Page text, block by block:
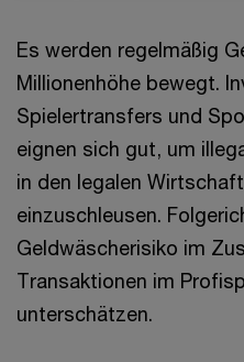
Es werden regelmäßig
Millionenhöhe bewegt.
Spielertransfers und
eignen sich gut, um
in den legalen
einzuschleusen.
Geldwäscherisiko im
Transaktionen im
unterschätzen.